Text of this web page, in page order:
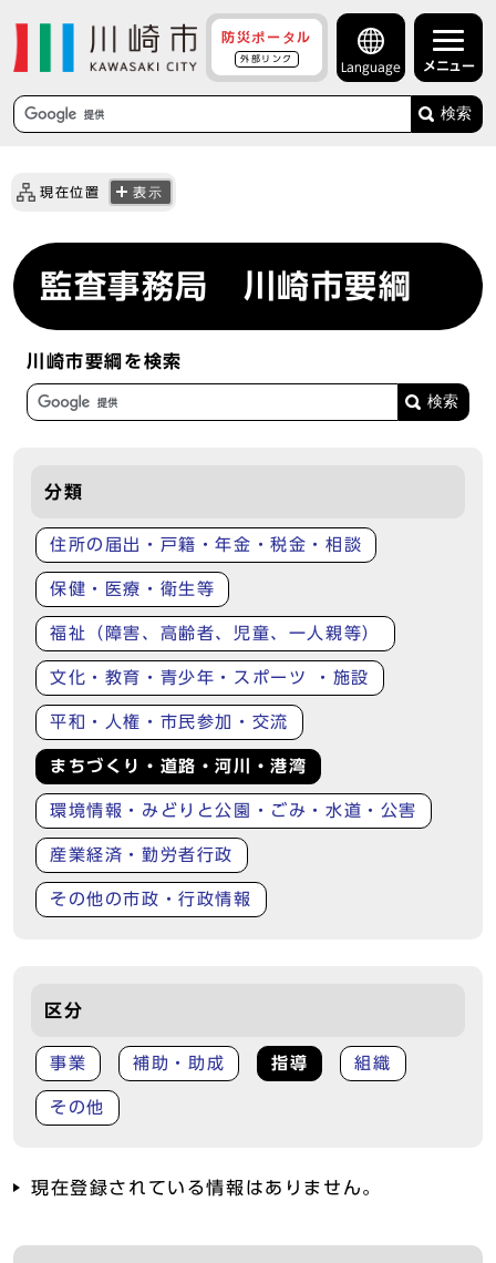
防災ポータル
外部リンク
Language メニュー
検索
現在位置 表示
監査事務局 川崎市要綱
川崎市要綱を検索
分類
住所の届出・戸籍・年金・税金・相談
保健・医療・衛生等
福祉（障害、高齢者、児童、一人親等）
文化・教育・青少年・スポーツ ・施設
平和・人権・市民参加・交流
まちづくり・道路・河川・港湾
環境情報・みどりと公園・ごみ・水道・公害
産業経済・勤労者行政
その他の市政・行政情報
区分
事業 補助・助成 指導 組織
その他
現在登録されている情報はありません。